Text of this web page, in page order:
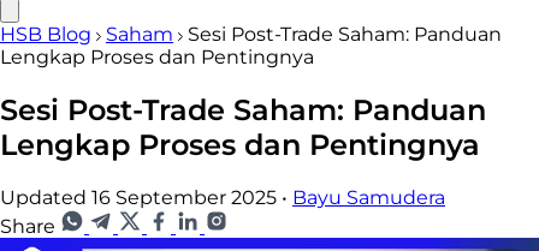
HSB Blog Saham
Sesi Post-Trade Saham: Panduan
Lengkap Proses dan Pentingnya
Sesi Post-Trade Saham: Panduan
Lengkap Proses dan Pentingnya
Updated 16 September 2025 • Bayu Samudera
Share